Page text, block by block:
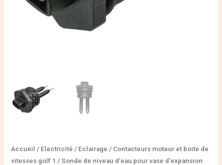
Accueil / Electricité / Eclairage / Contacteurs moteur et boite de
vitesses golf 1 / Sonde de niveau d’eau pour vase d’expansion